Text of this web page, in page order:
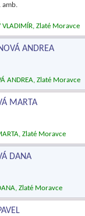
amb.
VLADIMÍR, Zlaté Moravce
ANDREA
ANDREA, Zlaté Moravce
MARTA
Zlaté Moravce
DANA
Zlaté Moravce